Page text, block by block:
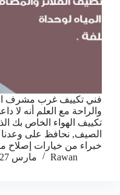
فني تكييف غرب مشرف
والراحة مع العلم أنه لا
تكييف الهواء الخاص بك
الصيف, نحافظ على
خبراء من خيارات إصلاح
Rawan
مارس 27, 2021